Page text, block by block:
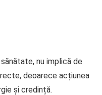
nu implică de
deoarece acțiunea
și credință.